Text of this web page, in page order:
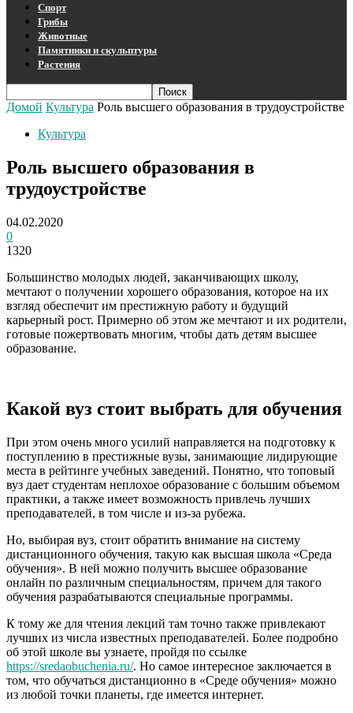
Спорт
Грибы
Животные
Памятники и скульптуры
Растения
Домой Культура Роль высшего образования в трудоустройстве
Культура
Роль высшего образования в
трудоустройстве
04.02.2020
0
1320
Большинство молодых людей, заканчивающих школу,
мечтают о получении хорошего образования, которое на их
взгляд обеспечит им престижную работу и будущий
карьерный рост. Примерно об этом же мечтают и их родители,
готовые пожертвовать многим, чтобы дать детям высшее
образование.
Какой вуз стоит выбрать для обучения
При этом очень много усилий направляется на подготовку к
поступлению в престижные вузы, занимающие лидирующие
места в рейтинге учебных заведений. Понятно, что топовый
вуз дает студентам неплохое образование с большим объемом
практики, а также имеет возможность привлечь лучших
преподавателей, в том числе и из-за рубежа.
Но, выбирая вуз, стоит обратить внимание на систему
дистанционного обучения, такую как высшая школа «Среда
обучения». В ней можно получить высшее образование
онлайн по различным специальностям, причем для такого
обучения разрабатываются специальные программы.
К тому же для чтения лекций там точно также привлекают
лучших из числа известных преподавателей. Более подробно
об этой школе вы узнаете, пройдя по ссылке
https://sredaobuchenia.ru/. Но самое интересное заключается в
том, что обучаться дистанционно в «Среде обучения» можно
из любой точки планеты, где имеется интернет.